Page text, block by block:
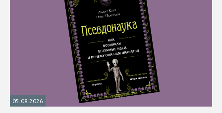
05.08.2026